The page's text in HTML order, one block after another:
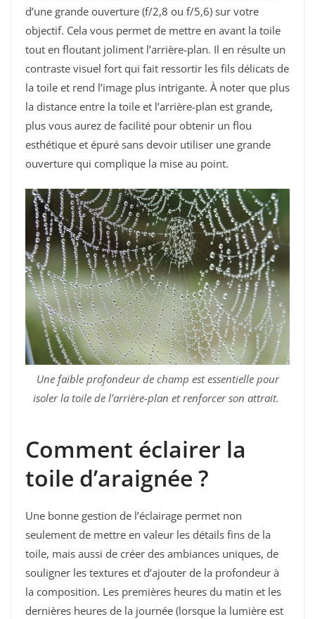
d’une grande ouverture (f/2,8 ou f/5,6) sur votre
objectif. Cela vous permet de mettre en avant la toile
tout en floutant joliment l’arrière-plan. Il en résulte un
contraste visuel fort qui fait ressortir les fils délicats de
la toile et rend l’image plus intrigante. À noter que plus
la distance entre la toile et l’arrière-plan est grande,
plus vous aurez de facilité pour obtenir un flou
esthétique et épuré sans devoir utiliser une grande
ouverture qui complique la mise au point.
Une faible profondeur de champ est essentielle pour
isoler la toile de l’arrière-plan et renforcer son attrait.
Comment éclairer la
toile d’araignée ?
Une bonne gestion de l’éclairage permet non
seulement de mettre en valeur les détails fins de la
toile, mais aussi de créer des ambiances uniques, de
souligner les textures et d’ajouter de la profondeur à
la composition. Les premières heures du matin et les
dernières heures de la journée (lorsque la lumière est